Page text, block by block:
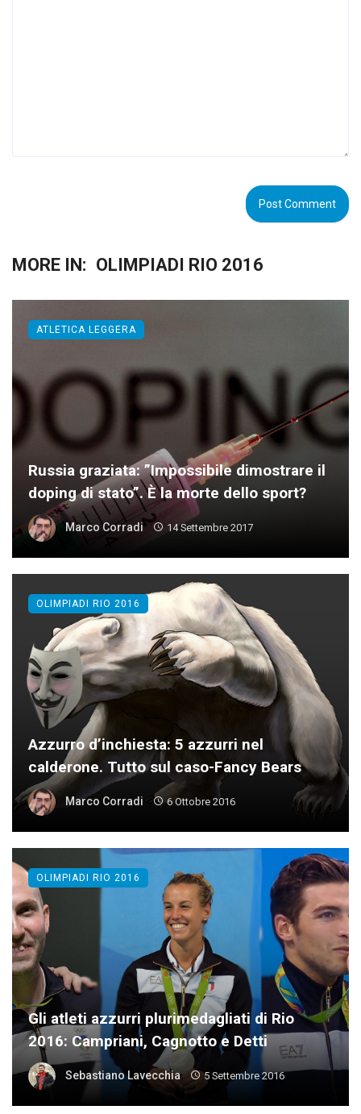
MORE IN: OLIMPIADI RIO 2016
Russia graziata: ”Impossibile dimostrare il
doping di stato”. È la morte dello sport?
Marco Corradi 14 Settembre 2017
ATLETICA LEGGERA
Azzurro d’inchiesta: 5 azzurri nel
calderone. Tutto sul caso-Fancy Bears
Marco Corradi 6 Ottobre 2016
OLIMPIADI RIO 2016
Gli atleti azzurri plurimedagliati di Rio
2016: Campriani, Cagnotto e Detti
Sebastiano Lavecchia 5 Settembre 2016
OLIMPIADI RIO 2016